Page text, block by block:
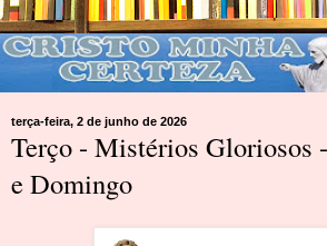
terça-feira, 2 de junho de 2026
Terço - Mistérios Gloriosos
e Domingo